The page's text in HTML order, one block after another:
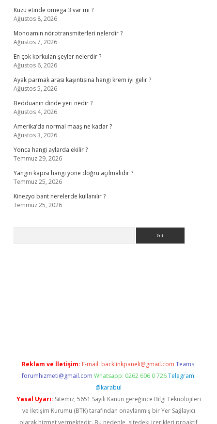
Kuzu etinde omega 3 var mı ?
Ağustos 8, 2026
Monoamin nörotransmiterleri nelerdir ?
Ağustos 7, 2026
En çok korkulan şeyler nelerdir ?
Ağustos 6, 2026
Ayak parmak arası kaşıntısına hangi krem iyi gelir ?
Ağustos 5, 2026
Bedduanın dinde yeri nedir ?
Ağustos 4, 2026
Amerika’da normal maaş ne kadar ?
Ağustos 3, 2026
Yonca hangi aylarda ekilir ?
Temmuz 29, 2026
Yangın kapısı hangi yöne doğru açılmalıdır ?
Temmuz 25, 2026
Kinezyo bant nerelerde kullanılır ?
Temmuz 25, 2026
Reklam ve İletişim: E-mail: backlinkpaneli@gmail.com Teams:
forumhizmeti@gmail.com Whatsapp: 0262 606 0 726 Telegram:
@karabul
Yasal Uyarı: Sitemiz, 5651 Sayılı Kanun gereğince Bilgi Teknolojileri
ve İletişim Kurumu (BTK) tarafından onaylanmış bir Yer Sağlayıcı
olarak hizmet vermektedir. Bu nedenle, sitedeki içerikleri proaktif